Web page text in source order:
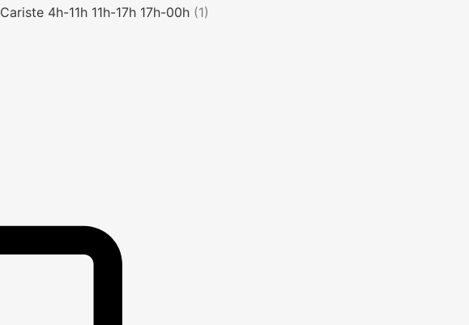
Cariste 4h-11h 11h-17h 17h-00h (1)